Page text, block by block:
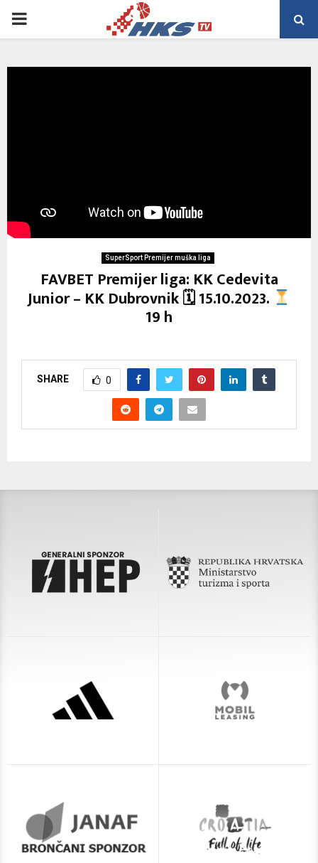
PRIMARY
SuperSport Premijer muška liga
FAVBET Premijer liga: KK Cedevita
Junior – KK Dubrovnik 🗓 15.10.2023.
19 h
SHARE 0